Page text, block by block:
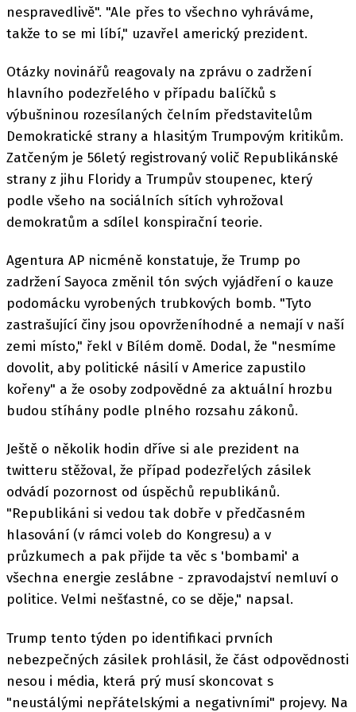
nespravedlivě". "Ale přes to všechno vyhráváme,
takže to se mi líbí," uzavřel americký prezident.
Otázky novinářů reagovaly na zprávu o zadržení
hlavního podezřelého v případu balíčků s
výbušninou rozesílaných čelním představitelům
Demokratické strany a hlasitým Trumpovým kritikům.
Zatčeným je 56letý registrovaný volič Republikánské
strany z jihu Floridy a Trumpův stoupenec, který
podle všeho na sociálních sítích vyhrožoval
demokratům a sdílel konspirační teorie.
Agentura AP nicméně konstatuje, že Trump po
zadržení Sayoca změnil tón svých vyjádření o kauze
podomácku vyrobených trubkových bomb. "Tyto
zastrašující činy jsou opovrženíhodné a nemají v naší
zemi místo," řekl v Bílém domě. Dodal, že "nesmíme
dovolit, aby politické násilí v Americe zapustilo
kořeny" a že osoby zodpovědné za aktuální hrozbu
budou stíhány podle plného rozsahu zákonů.
Ještě o několik hodin dříve si ale prezident na
twitteru stěžoval, že případ podezřelých zásilek
odvádí pozornost od úspěchů republikánů.
"Republikáni si vedou tak dobře v předčasném
hlasování (v rámci voleb do Kongresu) a v
průzkumech a pak přijde ta věc s 'bombami' a
všechna energie zeslábne - zpravodajství nemluví o
politice. Velmi nešťastné, co se děje," napsal.
Trump tento týden po identifikaci prvních
nebezpečných zásilek prohlásil, že část odpovědnosti
nesou i média, která prý musí skoncovat s
"neustálými nepřátelskými a negativními" projevy. Na